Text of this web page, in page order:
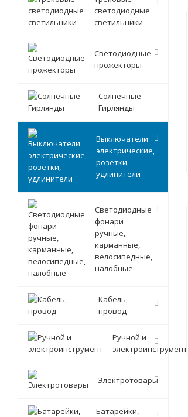
светодиодные
светильники
Светодиодные
прожекторы
Солнечные
Гирлянды
Выключатели
электрические,
розетки,
удлинители
Светодиодные
фонари
ручные,
карманные,
велосипедные,
налобные
Кабель,
провод
Ручной и
электроинструмент
Электротовары
Батарейки,